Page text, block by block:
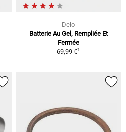
Delo
Batterie Au Gel, Rempliée Et
Fermée
69,99 €1